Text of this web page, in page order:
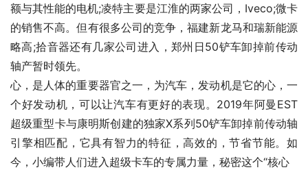
额与其性能的电机;凌特主要是江淮的两家公司，Iveco;微卡
的销售不高。但有很多公司的竞争，福建新龙马和瑞新能源
略高;拾音器还有几家公司进入，郑州日50铲车卸掉前传动
轴产暂时领先。
心，是人体的重要器官之一，为汽车，发动机是它的心，一
个好发动机，可以让汽车有更好的表现。2019年阿曼EST
超级重型卡与康明斯创建的独家X系列50铲车卸掉前传动轴
引擎相匹配，它具有智力的特征，高效的，节省节能。如
今，小编带人们进入超级卡车的专属力量，秘密这个“核心